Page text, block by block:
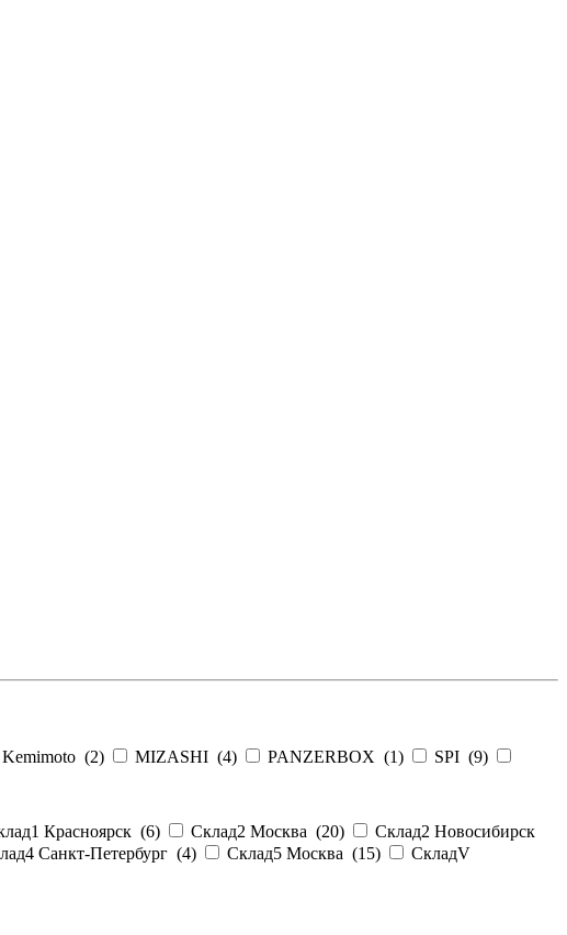
Kemimoto (2) MIZASHI (4) PANZERBOX (1) SPI (9)
Красноярск (6) Склад2 Москва (20)
Склад2 Новосибирск
Санкт-Петербург (4) Склад5 Москва (15)
СкладV